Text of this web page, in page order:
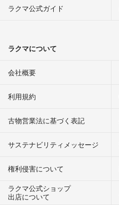
ラクマ公式ガイド
ラクマについて
会社概要
利用規約
古物営業法に基づく表記
サステナビリティメッセージ
権利侵害について
ラクマ公式ショップ
出店について